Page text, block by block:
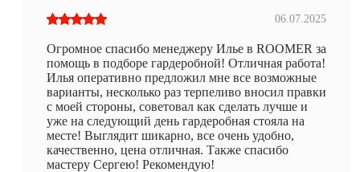
06.07.2025
Огромное спасибо менеджеру Илье в ROOMER за
помощь в подборе гардеробной! Отличная работа!
Илья оперативно предложил мне все возможные
варианты, несколько раз терпеливо вносил правки
с моей стороны, советовал как сделать лучше и
уже на следующий день гардеробная стояла на
месте! Выглядит шикарно, все очень удобно,
качественно, цена отличная. Также спасибо
мастеру Сергею! Рекомендую!